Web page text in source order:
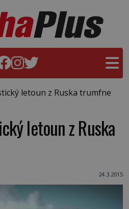
letoun z Ruska trumfne
letoun z Ruska
24.3.2015